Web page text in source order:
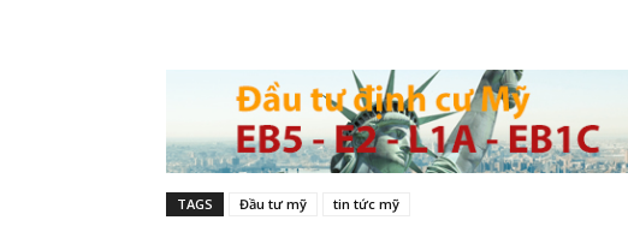
TAGS Đầu tư mỹ tin tức mỹ